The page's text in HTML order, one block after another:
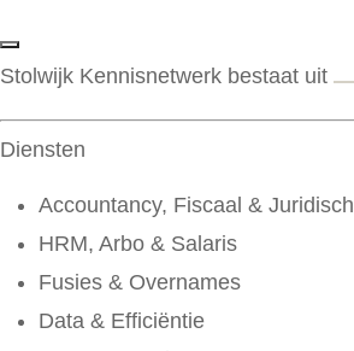
Stolwijk Kennisnetwerk bestaat uit
Diensten
Accountancy, Fiscaal & Juridisch
HRM, Arbo & Salaris
Fusies & Overnames
Data & Efficiëntie